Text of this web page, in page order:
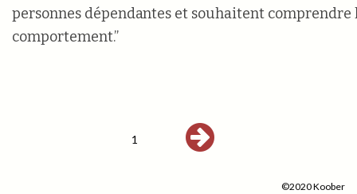
personnes dépendantes et souhaitent comprendre
comportement.”
1
©2020 Koober